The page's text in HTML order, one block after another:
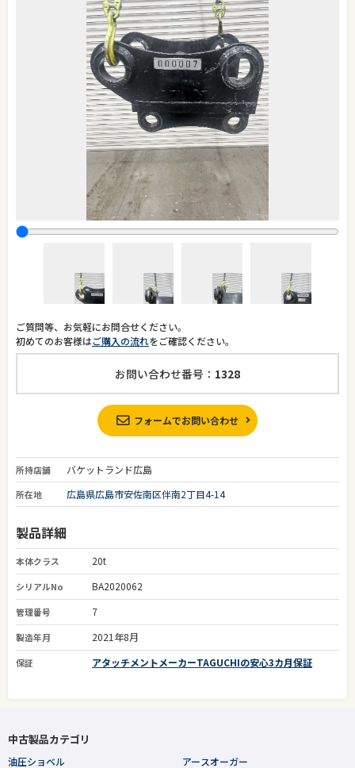
ご質問等、お気軽にお問合せください。
初めてのお客様はご購入の流れをご確認ください。
お問い合わせ番号： 1328
フォームでお問い合わせ
所持店舗 バケットランド広島
所在地 広島県広島市安佐南区伴南2丁目4-14
製品詳細
本体クラス 20t
シリアルNo BA2020062
管理番号 7
製造年月 2021年8月
保証 アタッチメントメーカーTAGUCHIの安心3カ月保証
中古製品カテゴリ
油圧ショベル
アースオーガー